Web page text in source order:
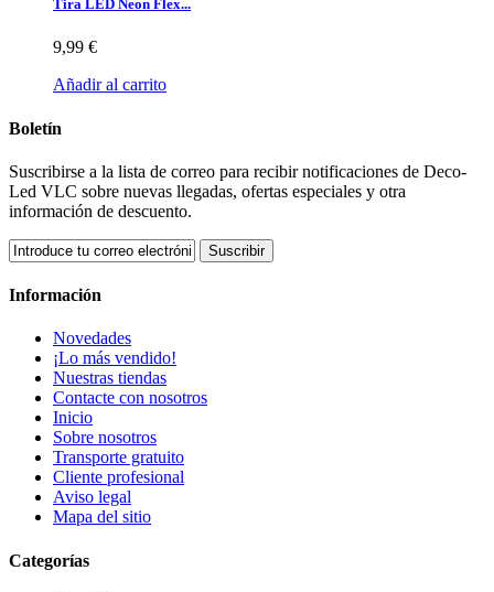
Tira LED Neon Flex...
9,99 €
Añadir al carrito
Boletín
Suscribirse a la lista de correo para recibir notificaciones de Deco-
Led VLC sobre nuevas llegadas, ofertas especiales y otra
información de descuento.
Suscribir
Información
Novedades
¡Lo más vendido!
Nuestras tiendas
Contacte con nosotros
Inicio
Sobre nosotros
Transporte gratuito
Cliente profesional
Aviso legal
Mapa del sitio
Categorías